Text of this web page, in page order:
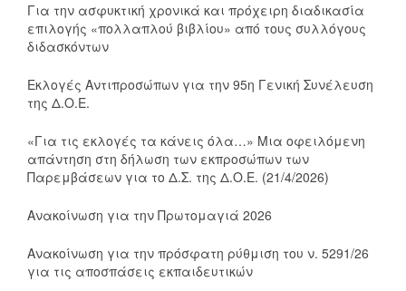
Για την ασφυκτική χρονικά και πρόχειρη διαδικασία
επιλογής «πολλαπλού βιβλίου» από τους συλλόγους
διδασκόντων
Εκλογές Αντιπροσώπων για την 95η Γενική Συνέλευση
της Δ.Ο.Ε.
«Για τις εκλογές τα κάνεις όλα…» Μια οφειλόμενη
απάντηση στη δήλωση των εκπροσώπων των
Παρεμβάσεων για το Δ.Σ. της Δ.Ο.Ε. (21/4/2026)
Ανακοίνωση για την Πρωτομαγιά 2026
Ανακοίνωση για την πρόσφατη ρύθμιση του ν. 5291/26
για τις αποσπάσεις εκπαιδευτικών